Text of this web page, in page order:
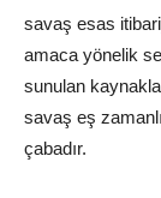
savaş esas
amaca yönelik
sunulan
savaş eş
çabadır.